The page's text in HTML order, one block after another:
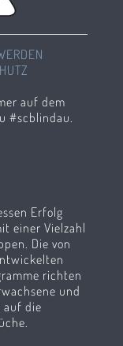
auf dem
#scblindau.
Erfolg
einer Vielzahl
Die von
richten
und
auf die